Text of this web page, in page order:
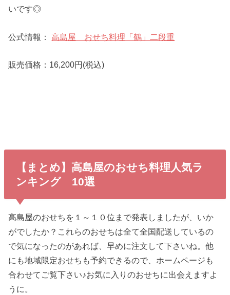
いです◎
公式情報：高島屋 おせち料理「鶴」二段重
販売価格：16,200円(税込)
【まとめ】高島屋のおせち料理人気ラ
ンキング 10選
高島屋のおせちを１～１０位まで発表しましたが、いか
がでしたか？これらのおせちは全て全国配送しているの
で気になったのがあれば、早めに注文して下さいね。他
にも地域限定おせちも予約できるので、ホームページも
合わせてご覧下さい♪お気に入りのおせちに出会えますよ
うに。